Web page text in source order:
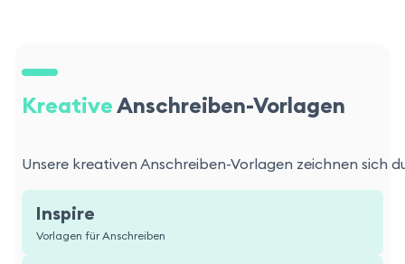
Kreative Anschreiben-Vorlagen
Unsere kreativen Anschreiben-Vorlagen zeichnen sich
Inspire
Vorlagen für Anschreiben